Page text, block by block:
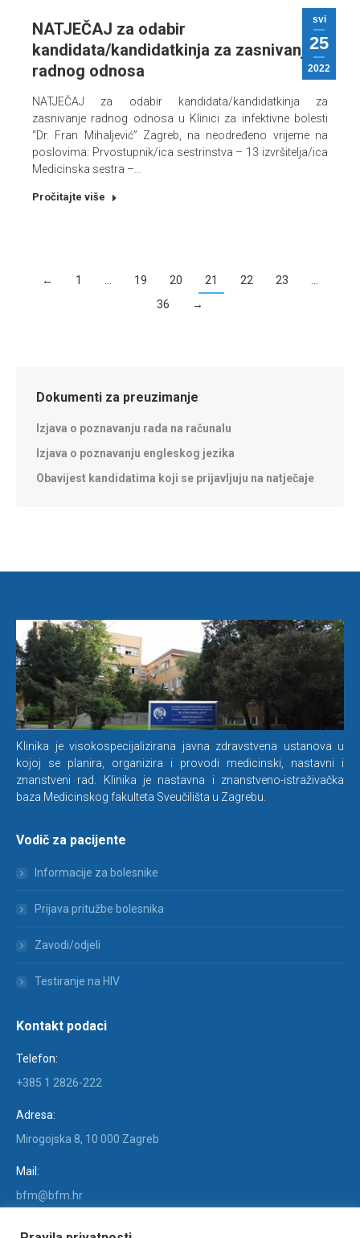
svi
25
2022
NATJEČAJ za odabir
kandidata/kandidatkinja za zasnivanje
radnog odnosa
NATJEČAJ za odabir kandidata/kandidatkinja za
zasnivanje radnog odnosa u Klinici za infektivne bolesti
“Dr. Fran Mihaljević” Zagreb, na neodređeno vrijeme na
poslovima: Prvostupnik/ica sestrinstva – 13 izvršitelja/ica
Medicinska sestra –…
Pročitajte više
← 1 19 20 21 22 23
36
→
Dokumenti za preuzimanje
Izjava o poznavanju rada na računalu
Izjava o poznavanju engleskog jezika
Obavijest kandidatima koji se prijavljuju na natječaje
Klinika je visokospecijalizirana javna zdravstvena ustanova u
kojoj se planira, organizira i provodi medicinski, nastavni i
znanstveni rad. Klinika je nastavna i znanstveno-istraživačka
baza Medicinskog fakulteta Sveučilišta u Zagrebu.
Vodič za pacijente
Informacije za bolesnike
Prijava pritužbe bolesnika
Zavodi/odjeli
Testiranje na HIV
Kontakt podaci
Telefon:
+385 1 2826-222
Adresa:
Mirogojska 8, 10 000 Zagreb
Mail:
bfm@bfm.hr